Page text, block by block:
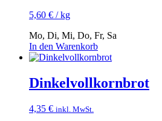
5,60 € /kg
Mo, Di, Mi, Do, Fr, Sa
In den Warenkorb
Dinkelvollkorn­brot
4,35 € inkl. MwSt.